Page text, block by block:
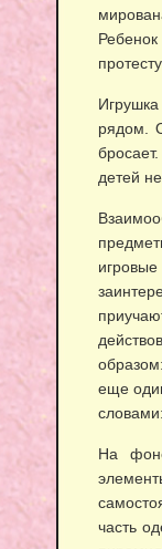
рядом.
детей
еще
На
часть